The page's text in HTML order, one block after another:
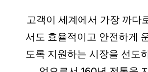
고객이 세계에서 가장 까다
서도 효율적이고 안전하게
도록 지원하는 시장을 선도